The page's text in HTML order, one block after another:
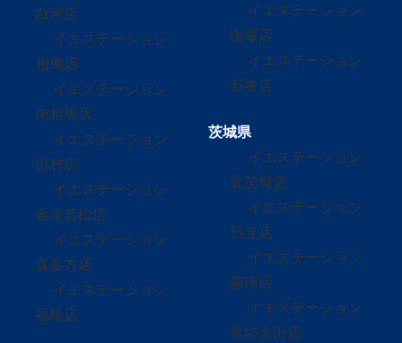
白河店
イエステーション
相馬店
イエステーション
南相馬店
イエステーション
田村店
イエステーション
会津若松店
イエステーション
喜多方店
イエステーション
福島店
イエステーション
塩竈店
イエステーション
石巻店
茨城県
イエステーション
北茨城店
イエステーション
日立店
イエステーション
那珂店
イエステーション
常陸太田店